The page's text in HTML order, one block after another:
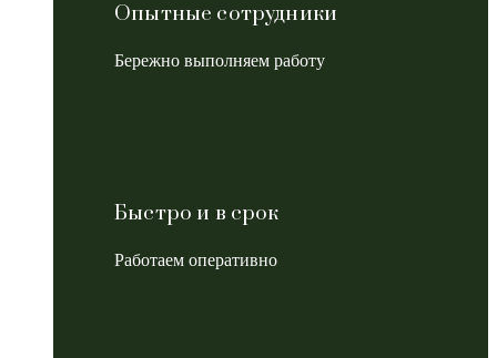
Опытные сотрудники
Бережно выполняем работу
Быстро и в срок
Работаем оперативно